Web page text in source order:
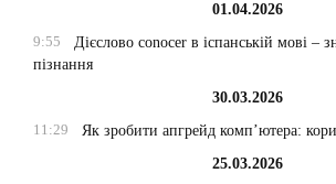
01.04.2026
9:55
Дієслово conocer в іспанській мові –
пізнання
30.03.2026
11:29
Як зробити апгрейд комп’ютера:
25.03.2026